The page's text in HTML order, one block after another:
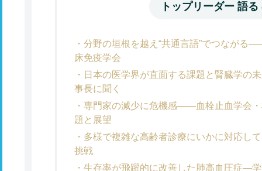
トップリーダー 語る
分野の垣根を越え“共通言語”でつながる
床免疫学会
日本の医学界が直面する課題と腎臓学
事長に聞く
専門家の減少に危機感――血栓止血学会
題と展望
多様で複雑な高齢者診療にいかに対応し
挑戦
生存率が飛躍的に改善した肺高血圧症―